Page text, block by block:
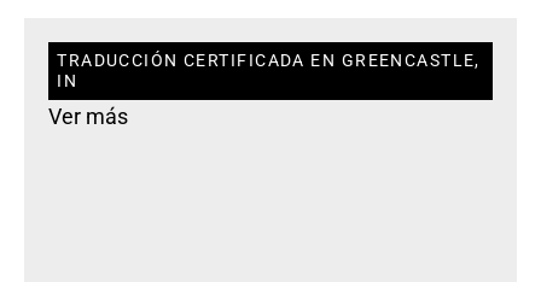
TRADUCCIÓN CERTIFICADA EN GREENCASTLE,
IN
Ver más